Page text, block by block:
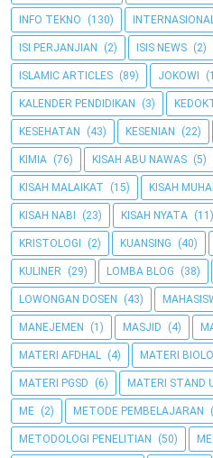
INFO TEKNO (130)
ISI PERJANJIAN (2) ISIS NEWS (2)
ISLAMIC ARTICLES (89) JOKOWI
KALENDER PENDIDIKAN (3)
KESEHATAN (43) KESENIAN (22)
KIMIA (76) KISAH ABU NAWAS (5)
KISAH MALAIKAT (15) KISAH
KISAH NABI (23) KISAH NYATA (11)
KRISTOLOGI (2) KUANSING (40)
KULINER (29) LOMBA BLOG (38)
LOWONGAN DOSEN (43)
MANEJEMEN (1) MASJID (4)
MATERI AFDHAL (4) MATERI
MATERI PGSD (6) MATERI STAND
ME (2) METODE PEMBELAJARAN
METODOLOGI PENELITIAN (50)